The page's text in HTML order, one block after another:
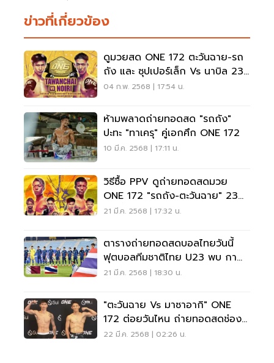
ข่าวที่เกี่ยวข้อง
ดูมวยสด ONE 172 ตะวันฉาย-รถ
ถัง และ ซุปเปอร์เล็ก Vs นาบิล 23
มี.ค.นี้
04 ก.พ. 2568 | 17:54 น.
ห้ามพลาดถ่ายทอดสด "รถถัง"
ปะทะ "ทาเครุ" คู่เอกศึก ONE 172
10 มี.ค. 2568 | 17:11 น.
วิธีซื้อ PPV ดูถ่ายทอดสดมวย
ONE 172 "รถถัง-ตะวันฉาย" 23
มี.ค.นี้
21 มี.ค. 2568 | 17:32 น.
ตารางถ่ายทอดสดบอลไทยวันนี้
ฟุตบอลทีมชาติไทย U23 พบ กา
ตาร์
21 มี.ค. 2568 | 18:30 น.
"ตะวันฉาย Vs มาซาอากิ" ONE
172 ต่อยวันไหน ถ่ายทอดสดช่อง
ไหน กี่โมง
22 มี.ค. 2568 | 02:26 น.